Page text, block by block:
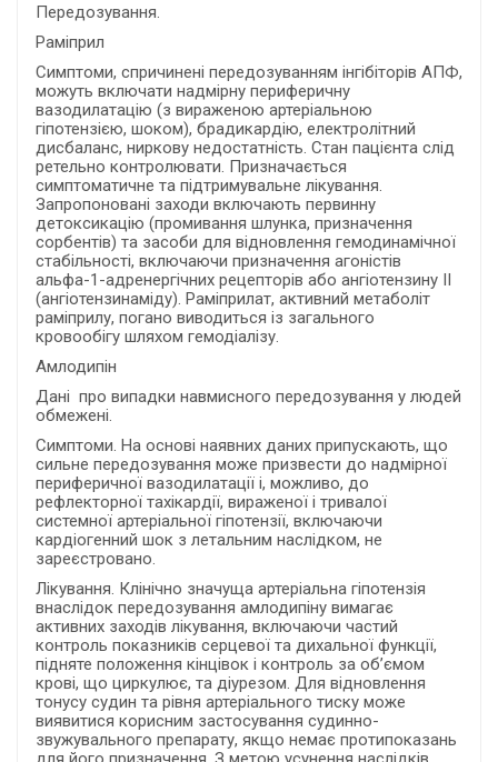
Передозування.
Раміприл
Симптоми, спричинені передозуванням інгібіторів АПФ,
можуть включати надмірну периферичну
вазодилатацію (з вираженою артеріальною
гіпотензією, шоком), брадикардію, електролітний
дисбаланс, ниркову недостатність. Стан пацієнта слід
ретельно контролювати. Призначається
симптоматичне та підтримувальне лікування.
Запропоновані заходи включають первинну
детоксикацію (промивання шлунка, призначення
сорбентів) та засоби для відновлення гемодинамічної
стабільності, включаючи призначення агоністів
альфа-1-адренергічних рецепторів або ангіотензину ІІ
(ангіотензинаміду). Раміприлат, активний метаболіт
раміприлу, погано виводиться із загального
кровообігу шляхом гемодіалізу.
Амлодипін
Дані про випадки навмисного передозування у людей
обмежені.
Симптоми. На основі наявних даних припускають, що
сильне передозування може призвести до надмірної
периферичної вазодилатації і, можливо, до
рефлекторної тахікардії, вираженої і тривалої
системної артеріальної гіпотензії, включаючи
кардіогенний шок з летальним наслідком, не
зареєстровано.
Лікування. Клінічно значуща артеріальна гіпотензія
внаслідок передозування амлодипіну вимагає
активних заходів лікування, включаючи частий
контроль показників серцевої та дихальної функції,
підняте положення кінцівок і контроль за об’ємом
крові, що циркулює, та діурезом. Для відновлення
тонусу судин та рівня артеріального тиску може
виявитися корисним застосування судинно-
звужувального препарату, якщо немає протипоказань